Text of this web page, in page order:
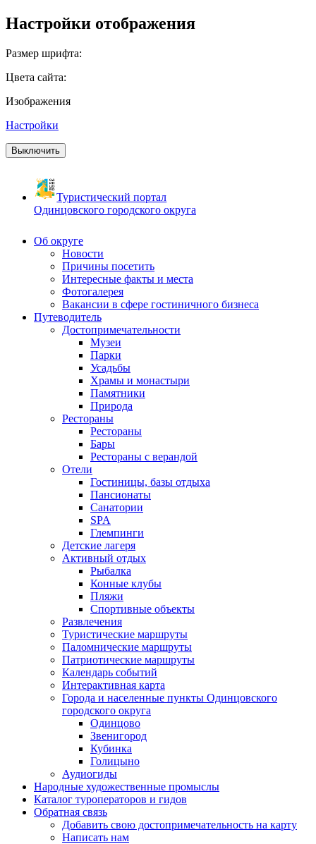
Настройки отображения
Размер шрифта:
Цвета сайта:
Изображения
Настройки
Выключить
Туристический портал
Одинцовского городского округа
Об округе
Новости
Причины посетить
Интересные факты и места
Фотогалерея
Вакансии в сфере гостиничного бизнеса
Путеводитель
Достопримечательности
Музеи
Парки
Усадьбы
Храмы и монастыри
Памятники
Природа
Рестораны
Рестораны
Бары
Рестораны с верандой
Отели
Гостиницы, базы отдыха
Пансионаты
Санатории
SPA
Глемпинги
Детские лагеря
Активный отдых
Рыбалка
Конные клубы
Пляжи
Спортивные объекты
Развлечения
Туристические маршруты
Паломнические маршруты
Патриотические маршруты
Календарь событий
Интерактивная карта
Города и населенные пункты Одинцовского
городского округа
Одинцово
Звенигород
Кубинка
Голицыно
Аудиогиды
Народные художественные промыслы
Каталог туроператоров и гидов
Обратная связь
Добавить свою достопримечательность на карту
Написать нам